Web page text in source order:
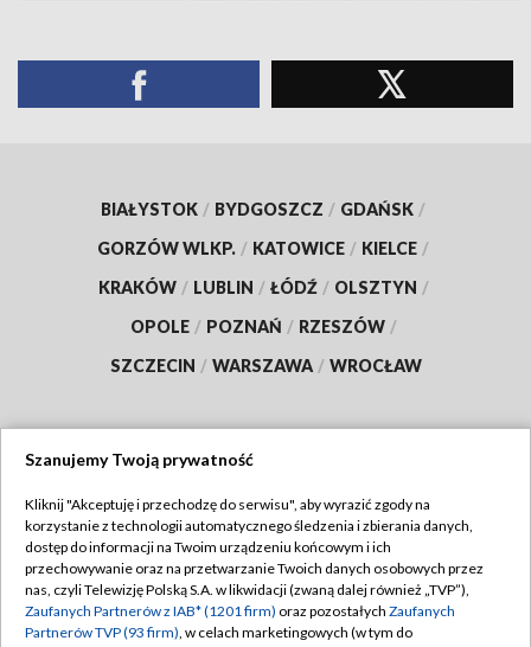
BIAŁYSTOK / BYDGOSZCZ / GDAŃSK /
GORZÓW WLKP. / KATOWICE / KIELCE /
KRAKÓW / LUBLIN / ŁÓDŹ / OLSZTYN /
OPOLE / POZNAŃ / RZESZÓW /
SZCZECIN / WARSZAWA / WROCŁAW
TVP
Abonament TVP
Emisja w TVP
Regulamin TVP
Polityka prywatności
Szanujemy Twoją prywatność
Kliknij "Akceptuję i przechodzę do serwisu", aby wyrazić zgody na
korzystanie z technologii automatycznego śledzenia i zbierania danych,
dostęp do informacji na Twoim urządzeniu końcowym i ich
przechowywanie oraz na przetwarzanie Twoich danych osobowych przez
nas, czyli Telewizję Polską S.A. w likwidacji (zwaną dalej również „TVP”),
Zaufanych Partnerów z IAB* (1201 firm) oraz pozostałych Zaufanych
Partnerów TVP (93 firm), w celach marketingowych (w tym do